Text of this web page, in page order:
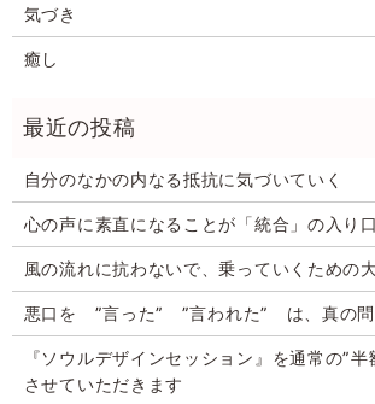
気づき
癒し
自分のなかの内なる抵抗に気づいていく
心の声に素直になることが「統合」の入り
風の流れに抗わないで、乗っていくための
悪口を ”言った” ”言われた” は、真の問
『ソウルデザインセッション』を通常の”半
させていただきます